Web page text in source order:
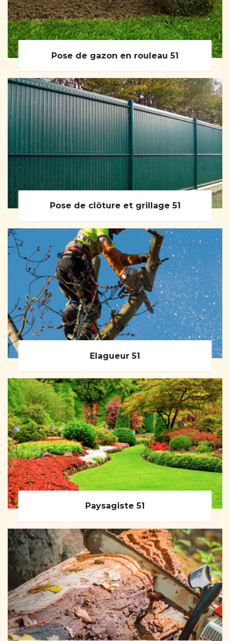
Pose de gazon en rouleau 51
Pose de clôture et grillage 51
Elagueur 51
Paysagiste 51